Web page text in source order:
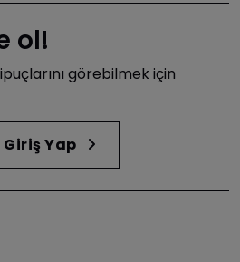
ol!
görebilmek için
Giriş Yap